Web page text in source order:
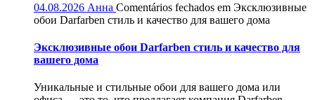
04.08.2026 Анна Comentários fechados em Эксклюзивные
обои Darfarben стиль и качество для вашего дома
Эксклюзивные обои Darfarben стиль и качество для
вашего дома
Уникальные и стильные обои для вашего дома или